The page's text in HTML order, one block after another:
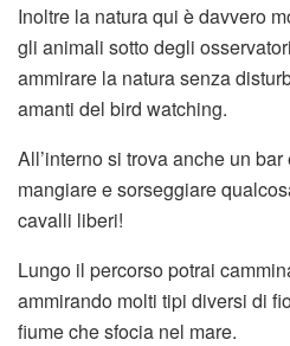
Inoltre la natura qui è davvero
gli animali sotto degli
ammirare la natura senza
amanti del bird watching.
All’interno si trova anche un
mangiare e sorseggiare
cavalli liberi!
Lungo il percorso potrai
ammirando molti tipi diversi di
fiume che sfocia nel mare.